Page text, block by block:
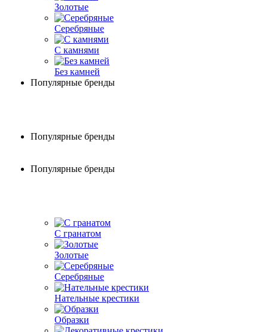
Золотые
Серебряные
С камнями
Без камней
Популярные бренды
Популярные бренды
Популярные бренды
С гранатом
Золотые
Серебряные
Нательные крестики
Образки